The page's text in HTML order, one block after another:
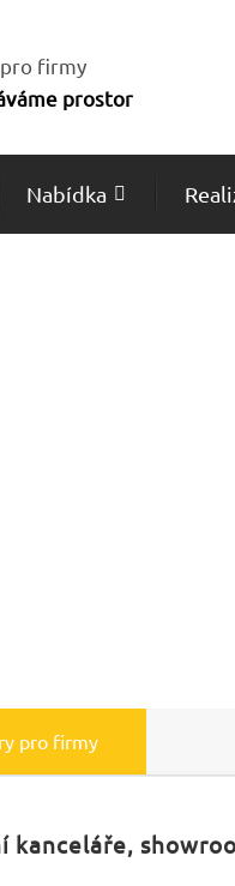
prostor
Nabídka
pro firmy
kanceláře,